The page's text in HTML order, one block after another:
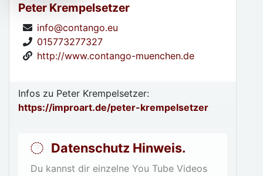
Peter Krempelsetzer
info@contango.eu
015773277327
http://www.contango-muenchen.de
Infos zu Peter Krempelsetzer:
https://improart.de/peter-krempelsetzer
Datenschutz Hinweis.
Du kannst dir einzelne You Tube Videos